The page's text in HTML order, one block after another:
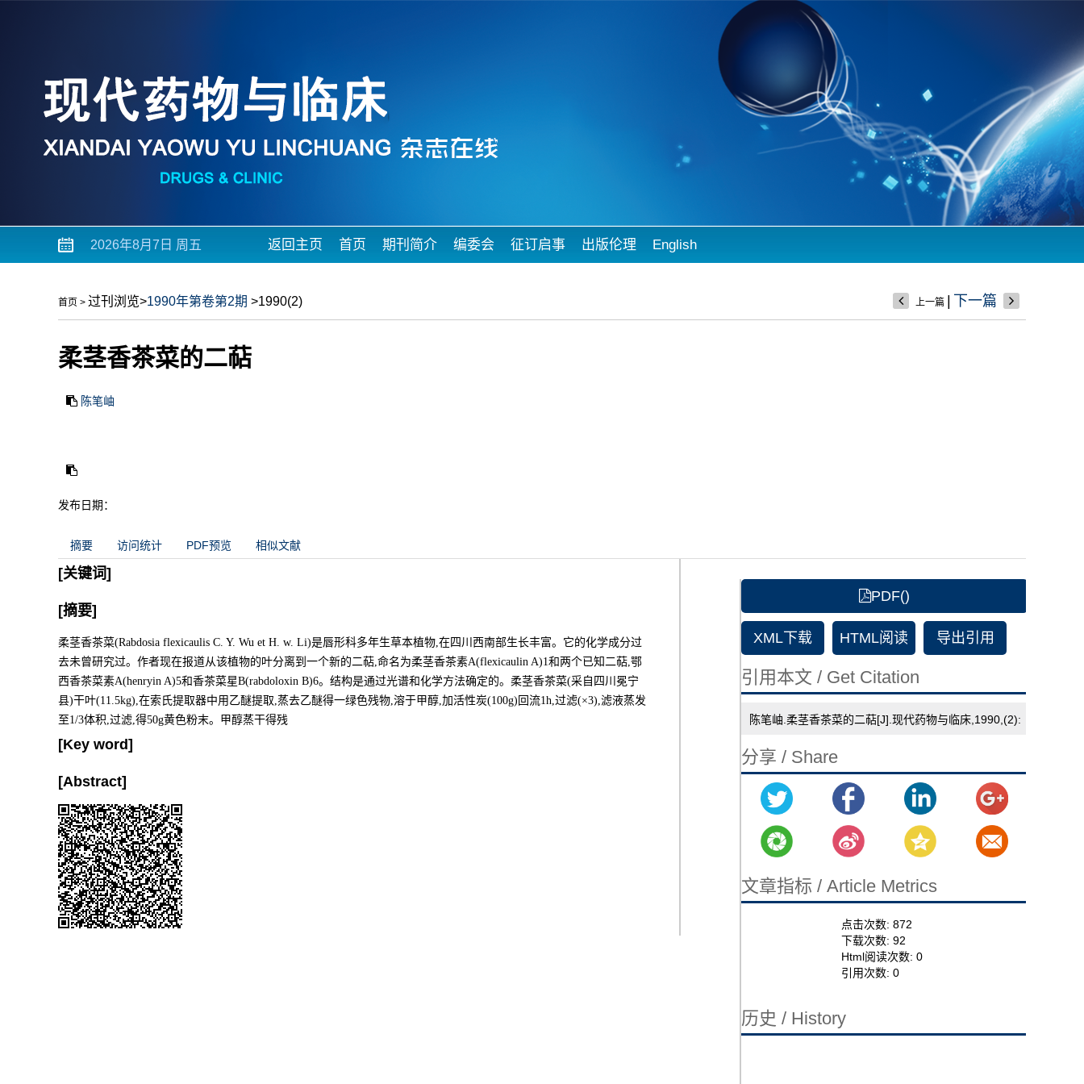
2026年8月7日 周五 返回主页 首页 期刊简介 编委会 征订启事 出版伦理 English
首页 > 过刊浏览>1990年第卷第2期 >1990(2) 上一篇 下一篇
柔茎香茶菜的二萜
陈笔岫
发布日期：
摘要 访问统计 PDF预览 相似文献
[关键词]
[摘要]
柔茎香茶菜(Rabdosia flexicaulis C. Y. Wu et H. w. Li)是唇形科多年生草本植物,在四川西南部生长丰富。它的化学成分过
去未曾研究过。作者现在报道从该植物的叶分离到一个新的二萜,命名为柔茎香茶素A(flexicaulin A)1和两个已知二萜,鄂
西香茶菜素A(henryin A)5和香茶菜星B(rabdoloxin B)6。结构是通过光谱和化学方法确定的。柔茎香茶菜(采自四川冕宁
县)干叶(11.5kg),在索氏提取器中用乙醚提取,蒸去乙醚得一绿色残物,溶于甲醇,加活性炭(100g)回流1h,过滤(×3),滤液蒸发
至1/3体积,过滤,得50g黄色粉末。甲醇蒸干得残
[Key word]
[Abstract]
PDF()
XML下载 HTML阅读 导出引用
引用本文 / Get Citation
陈笔岫.柔茎香茶菜的二萜[J].现代药物与临床,1990,(2):
分享 / Share
文章指标 / Article Metrics
点击次数:872
下载次数:92
Html阅读次数:0
引用次数:0
历史 / History